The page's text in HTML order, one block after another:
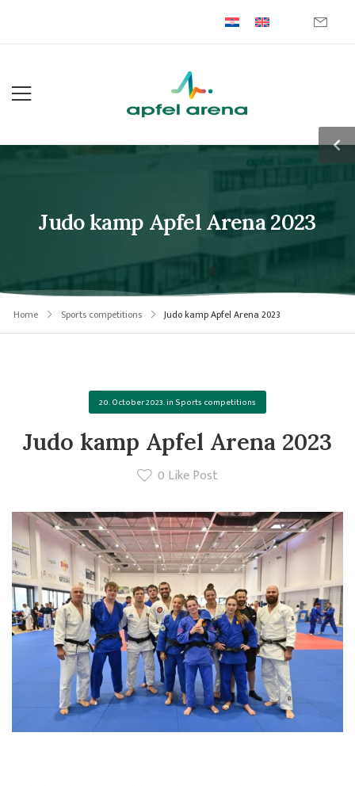
Judo kamp Apfel Arena 2023
Home Sports competitions Judo kamp Apfel Arena 2023
20. October 2023.in Sports competitions
Judo kamp Apfel Arena 2023
0 Like Post